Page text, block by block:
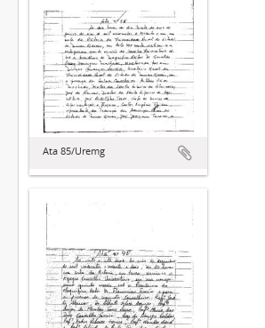
Ata 85/Uremg